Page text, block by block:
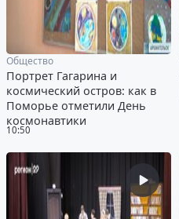
10:50
Общество
Портрет Гагарина и
космический остров: как в
Поморье отметили День
космонавтики